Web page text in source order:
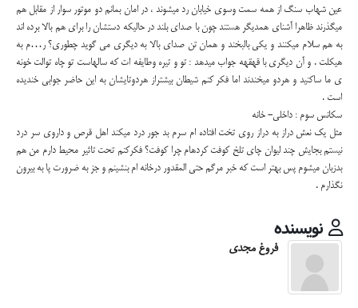
عین شهاب سنگ از همه سمت وسوی خیابان رد میشوند ، در امان بمانم دو موتور سوار از مقابل هم
میگذرند ظاهرا آشنای همدیگر هستند چون با صدای بلند در حالیکه دستشان را برای هم بالا برده اند
به هم سلام میکنند و یکی بالبخند و همان تن صدای بالا به دیگری می گوید چطوری؟ ر…م به
هیکلت . و آن دیگری با قهقهه جواب میدهد : تو و تیره وطایفه ات که سالهاست تو چاه توالت خونه
ی ما ساکنید و هردو میخندند اما فکر کنم شیطان بیشتراز هردوتایشان به این حاضر جوابی خندیده
است .
سکانس سوم : داخلی- خانه
مثل یک نعش دراز به دراز روی تخت افتاده ام سرم بد جور درد میکند اهل قرص و داروی سر درد
نیستم بجایش چند لیوان چای تلخ کوفت کردهام چرا کوفت؟ فکرکنم تحت تاثیر محیط دارم من هم
بدزبان میشوم پس بهتر است که خبر مرگم حتی المقدور درخانه ام بنشینم و جز به ضرورت پا به بیرون
نگذارم .
نویسنده
فروغ مجدی